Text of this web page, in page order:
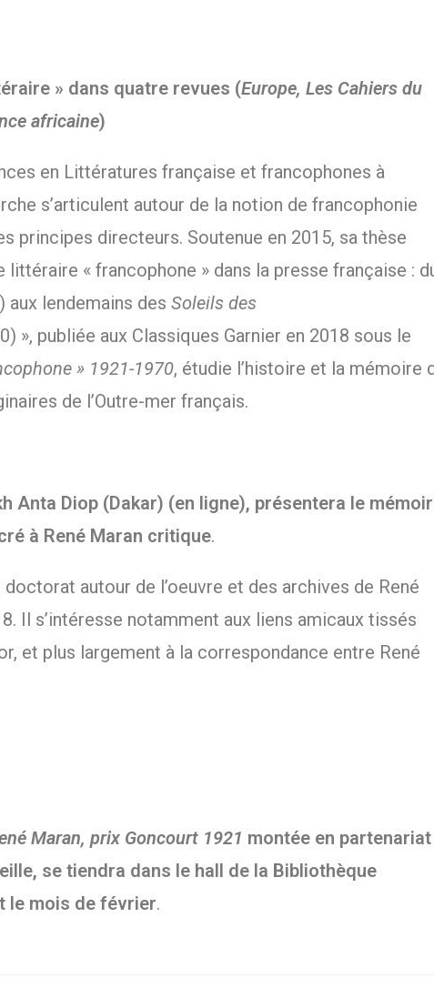
» dans quatre revues (Europe, Les Cahiers du
africaine)
en Littératures française et francophones à
s’articulent autour de la notion de francophonie
principes directeurs. Soutenue en 2015, sa thèse
« francophone » dans la presse française :
aux lendemains des Soleils des
», publiée aux Classiques Garnier en 2018 sous le
» 1921-1970, étudie l’histoire et la mémoire
de l’Outre-mer français.
Anta Diop (Dakar) (en ligne), présentera le
à René Maran critique.
autour de l’oeuvre et des archives de René
Il s’intéresse notamment aux liens amicaux tissés
et plus largement à la correspondance entre René
Maran, prix Goncourt 1921 montée en partenariat
se tiendra dans le hall de la Bibliothèque
le mois de février.